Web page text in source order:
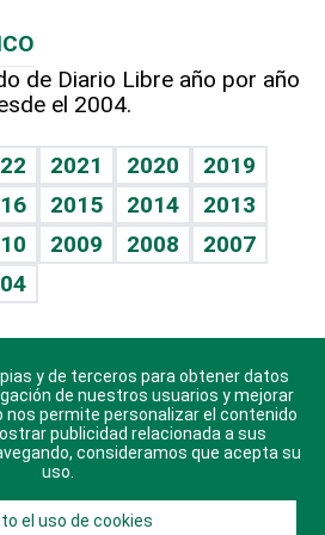
de Diario Libre año por año
el 2004.
2021 2020
2019
2015 2014
2013
2009 2008
2007
para Android, iOS y
Huawei.
y de terceros para obtener datos
de nuestros usuarios y mejorar
permite personalizar el contenido
publicidad relacionada a sus
consideramos que acepta su
uso.
el uso de cookies